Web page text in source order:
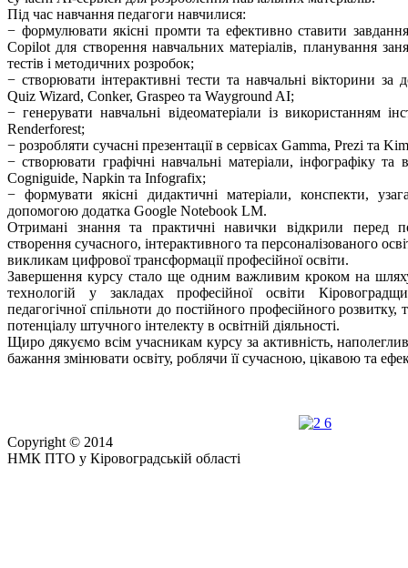
Під час навчання педагоги навчилися:
− формулювати якісні промти та ефективно ставити
Copilot для створення навчальних матеріалів, планування
тестів і методичних розробок;
− створювати інтерактивні тести та навчальні вікторини за
Quiz Wizard, Conker, Graspeo та Wayground AI;
− генерувати навчальні відеоматеріали із використанням
Renderforest;
− розробляти сучасні презентації в сервісах Gamma, Prezi та
− створювати графічні навчальні матеріали, інфографіку та
Cogniguide, Napkin та Infografix;
− формувати якісні дидактичні матеріали, конспекти,
допомогою додатка Google Notebook LM.
Отримані знання та практичні навички відкрили перед
створення сучасного, інтерактивного та персоналізованого
викликам цифрової трансформації професійної освіти.
Завершення курсу стало ще одним важливим кроком на
технологій у закладах професійної освіти
педагогічної спільноти до постійного професійного
потенціалу штучного інтелекту в освітній діяльності.
Щиро дякуємо всім учасникам курсу за активність,
бажання змінювати освіту, роблячи її сучасною, цікавою та
Copyright © 2014
НМК ПТО у Кіровоградській області